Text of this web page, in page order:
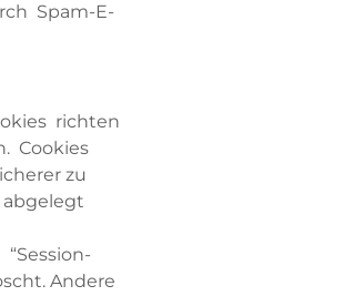
Spam-E-
richten
Cookies
zu
abgelegt
Andere